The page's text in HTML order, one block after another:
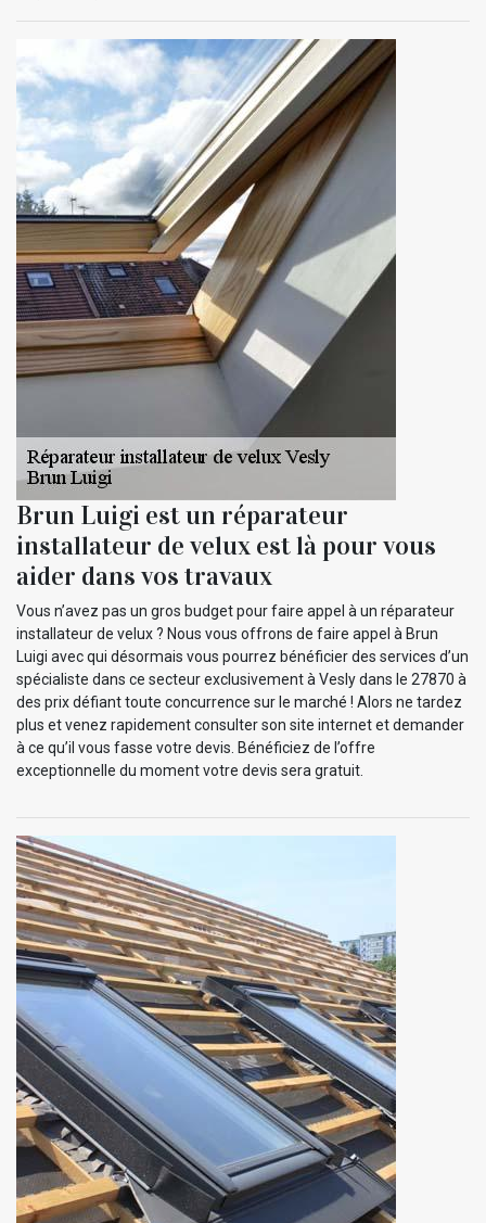
Brun Luigi est un réparateur
installateur de velux est là pour vous
aider dans vos travaux
Vous n’avez pas un gros budget pour faire appel à un réparateur
installateur de velux ? Nous vous offrons de faire appel à Brun
Luigi avec qui désormais vous pourrez bénéficier des services d’un
spécialiste dans ce secteur exclusivement à Vesly dans le 27870 à
des prix défiant toute concurrence sur le marché ! Alors ne tardez
plus et venez rapidement consulter son site internet et demander
à ce qu’il vous fasse votre devis. Bénéficiez de l’offre
exceptionnelle du moment votre devis sera gratuit.